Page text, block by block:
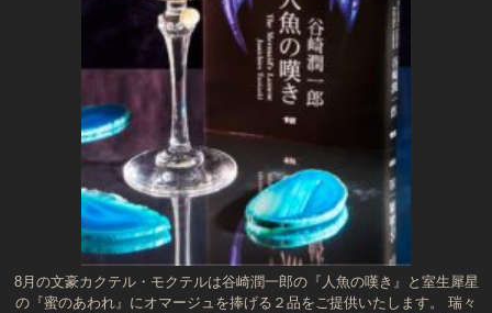
8月の文豪カクテル・モクテルは谷崎潤一郎の『人魚の嘆き』と室生犀星
の『蜜のあわれ』にオマージュを捧げる２品をご提供いたします。 瑞々